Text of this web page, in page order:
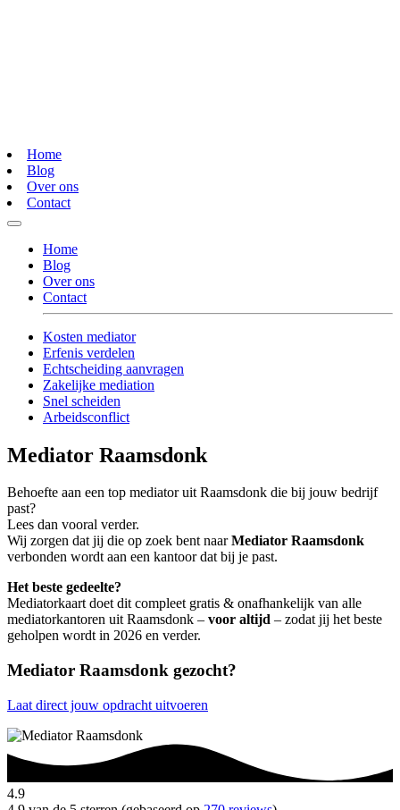
Home
Blog
Over ons
Contact
Home
Blog
Over ons
Contact
Kosten mediator
Erfenis verdelen
Echtscheiding aanvragen
Zakelijke mediation
Snel scheiden
Arbeidsconflict
Mediator Raamsdonk
Behoefte aan een top mediator uit Raamsdonk die bij jouw bedrijf
past?
Lees dan vooral verder.
Wij zorgen dat jij die op zoek bent naarMediator Raamsdonk
verbonden wordt aan een kantoor dat bij je past.
Het beste gedeelte?
Mediatorkaart doet dit compleet gratis & onafhankelijk van alle
mediatorkantoren uit Raamsdonk – voor altijd – zodat jij het beste
geholpen wordt in 2026 en verder.
Mediator Raamsdonk gezocht?
Laat direct jouw opdracht uitvoeren
4.9